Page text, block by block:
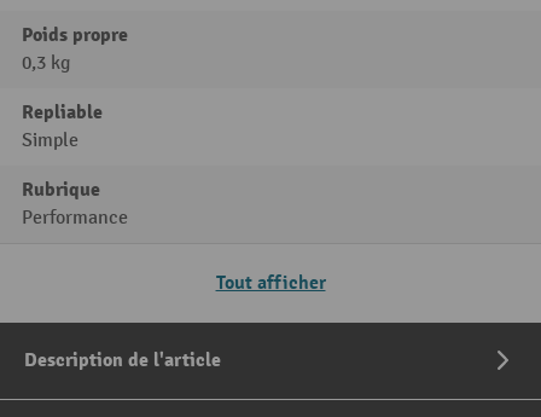
Poids propre
0,3 kg
Repliable
Simple
Rubrique
Performance
Tout afficher
Description de l'article